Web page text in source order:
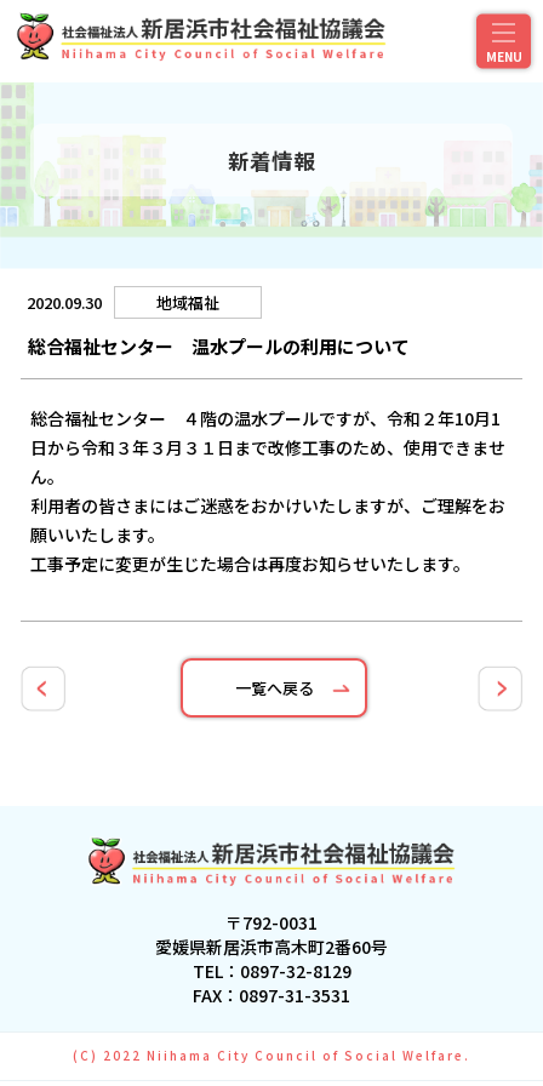
新着情報
2020.09.30 地域福祉
総合福祉センター 温水プールの利用について
総合福祉センター ４階の温水プールですが、令和２年10月1
日から令和３年３月３１日まで改修工事のため、使用できませ
ん。
利用者の皆さまにはご迷惑をおかけいたしますが、ご理解をお
願いいたします。
工事予定に変更が生じた場合は再度お知らせいたします。
一覧へ戻る
〒792-0031
愛媛県新居浜市高木町2番60号
TEL： 0897-32-8129
FAX：0897-31-3531
(C) 2022 Niihama City Council of Social Welfare.